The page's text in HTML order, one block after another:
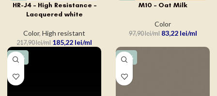
HR-J4 – High Resistance –
Lacquered white
Color, High resistant
217,90lei 185,22 lei
M10 – Oat Milk
Color
97,90lei 83,22 lei
-15% -15%